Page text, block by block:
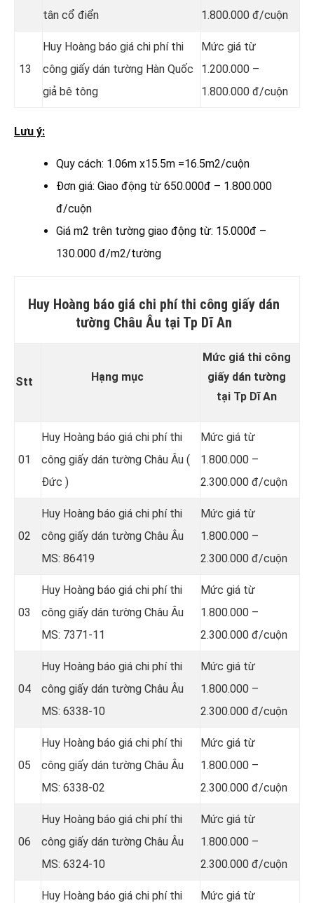
tân cổ điển
1.800.000 đ/cuộn
13
Huy Hoàng báo giá chi phí thi
công giấy dán tường Hàn Quốc
giả bê tông
Mức giá từ
1.200.000 –
1.800.000 đ/cuộn
Lưu ý:
Quy cách: 1.06m x15.5m =16.5m2/cuộn
Đơn giá: Giao động từ 650.000đ – 1.800.000
đ/cuộn
Giá m2 trên tường giao động từ: 15.000đ –
130.000 đ/m2/tường
Huy Hoàng báo giá chi phí thi công giấy dán
tường Châu Âu tại Tp Dĩ An
Stt Hạng mục
Mức giá thi công
giấy dán tường
tại Tp Dĩ An
01
Huy Hoàng báo giá chi phí thi
công giấy dán tường Châu Âu (
Đức )
Mức giá từ
1.800.000 –
2.300.000 đ/cuộn
02
Huy Hoàng báo giá chi phí thi
công giấy dán tường Châu Âu
MS: 86419
Mức giá từ
1.800.000 –
2.300.000 đ/cuộn
03
Huy Hoàng báo giá chi phí thi
công giấy dán tường Châu Âu
MS: 7371-11
Mức giá từ
1.800.000 –
2.300.000 đ/cuộn
04
Huy Hoàng báo giá chi phí thi
công giấy dán tường Châu Âu
MS: 6338-10
Mức giá từ
1.800.000 –
2.300.000 đ/cuộn
05
Huy Hoàng báo giá chi phí thi
công giấy dán tường Châu Âu
MS: 6338-02
Mức giá từ
1.800.000 –
2.300.000 đ/cuộn
06
Huy Hoàng báo giá chi phí thi
công giấy dán tường Châu Âu
MS: 6324-10
Mức giá từ
1.800.000 –
2.300.000 đ/cuộn
Huy Hoàng báo giá chi phí thi Mức giá từ